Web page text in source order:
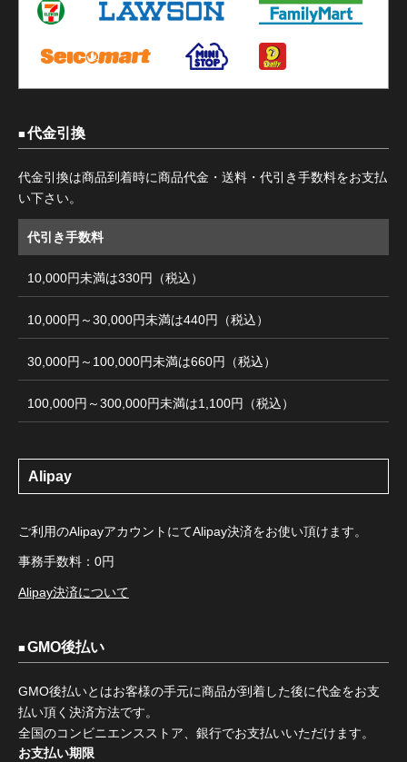
代金引換
代金引換は商品到着時に商品代金・送料・代引き手数料をお支払
い下さい。
代引き手数料
10,000円未満は330円（税込）
10,000円～30,000円未満は440円（税込）
30,000円～100,000円未満は660円（税込）
100,000円～300,000円未満は1,100円（税込）
Alipay
ご利用のAlipayアカウントにてAlipay決済をお使い頂けます。
事務手数料：0円
Alipay決済について
GMO後払い
GMO後払いとはお客様の手元に商品が到着した後に代金をお支
払い頂く決済方法です。
全国のコンビニエンスストア、銀行でお支払いいただけます。
お支払い期限